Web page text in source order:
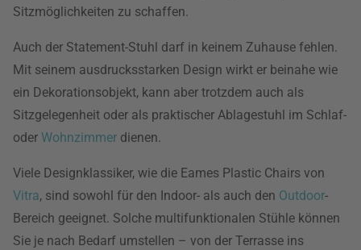
Sitzmöglichkeiten zu schaffen.
Auch der Statement-Stuhl darf in keinem Zuhause fehlen.
Mit seinem ausdrucksstarken Design wirkt er beinahe wie
ein Dekorationsobjekt, kann aber trotzdem auch als
Sitzgelegenheit oder als praktischer Ablagestuhl im Schlaf-
oder Wohnzimmer dienen.
Viele Designklassiker, wie die Eames Plastic Chairs von
Vitra, sind sowohl für den Indoor- als auch den Outdoor-
Bereich geeignet. Solche multifunktionalen Stühle können
Sie je nach Bedarf umstellen – von der Terrasse ins